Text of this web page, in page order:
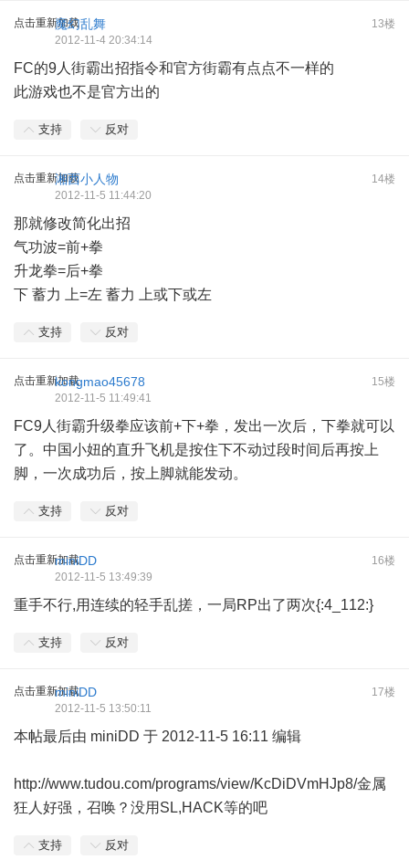
点击重新加载 13楼
魔幻乱舞
2012-11-4 20:34:14
FC的9人街霸出招指令和官方街霸有点点不一样的
此游戏也不是官方出的
支持 反对
点击重新加载 14楼
湘西小人物
2012-11-5 11:44:20
那就修改简化出招
气功波=前+拳
升龙拳=后+拳
下 蓄力 上=左 蓄力 上或下或左
支持 反对
点击重新加载 15楼
kongmao45678
2012-11-5 11:49:41
FC9人街霸升级拳应该前+下+拳，发出一次后，下拳就可以
了。中国小妞的直升飞机是按住下不动过段时间后再按上
脚，一次成功后，按上脚就能发动。
支持 反对
点击重新加载 16楼
miniDD
2012-11-5 13:49:39
重手不行,用连续的轻手乱搓，一局RP出了两次{:4_112:}
支持 反对
点击重新加载 17楼
miniDD
2012-11-5 13:50:11
本帖最后由 miniDD 于 2012-11-5 16:11 编辑
http://www.tudou.com/programs/view/KcDiDVmHJp8/金属
狂人好强，召唤？没用SL,HACK等的吧
支持 反对